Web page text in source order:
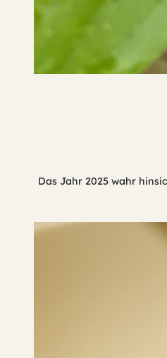
Das Jahr 2025 wahr